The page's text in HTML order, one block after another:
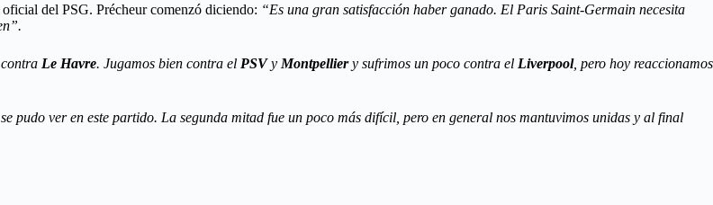
del PSG. Précheur comenzó diciendo: “Es una gran satisfacción haber ganado. El Paris Saint-Germain necesita
Le Havre. Jugamos bien contra el PSVy Montpelliery sufrimos un poco contra el Liverpool, pero hoy reaccionamos
pudo ver en este partido. La segunda mitad fue un poco más difícil, pero en general nos mantuvimos unidas y al final